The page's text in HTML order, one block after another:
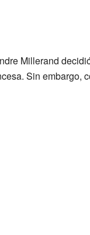
Millerand
Sin embargo,